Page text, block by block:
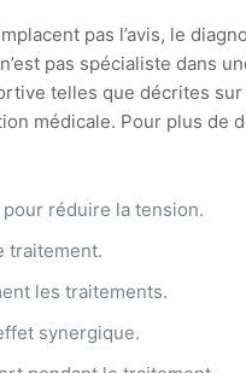
pas l’avis, le
pas spécialiste dans
telles que décrites
médicale. Pour plus de
réduire la tension.
traitement.
les traitements.
synergique.